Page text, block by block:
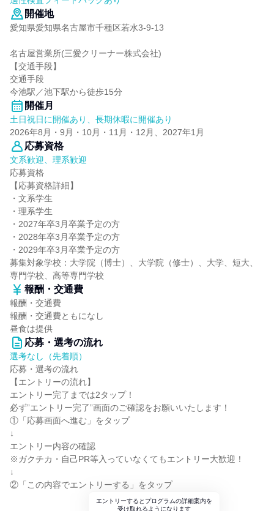
開催地
愛知県愛知県名古屋市千種区若水3-9-13
名古屋営業所(三愛クリーナー株式会社)
【交通手段】
交通手段
今池駅／池下駅から徒歩15分
開催月
土日祝日に開催あり、長期休暇に開催あり
2026年8月・9月・10月・11月・12月、2027年1月
応募資格
文系歓迎、理系歓迎
応募資格
【応募資格詳細】
・文系学生
・理系学生
・2027年卒3月卒業予定の方
・2028年卒3月卒業予定の方
・2029年卒3月卒業予定の方
募集対象学校：大学院（博士）、大学院（修士）、大学、短大、
専門学校、高等専門学校
報酬・交通費
報酬・交通費
報酬・交通費ともになし
昼食は提供
応募・選考の流れ
選考なし（先着順）
応募・選考の流れ
【エントリーの流れ】
エントリー完了までは2タップ！
必ず”エントリー完了”画面のご確認をお願いいたします！
①「応募画面へ進む」をタップ
↓
エントリー内容の確認
※ガクチカ・自己PR等入っていなくてもエントリー大歓迎！
↓
②「この内容でエントリーする」をタップ
エントリーするとプログラムの詳細案内を
受け取れるようになります